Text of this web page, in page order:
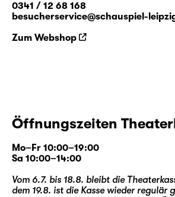
0341 / 12 68 168
besucherservice@schauspiel-
Zum Webshop
Öffnungszeiten
Mo–Fr 10:00–19:00
Sa 10:00–14:00
Vom 6.7. bis 18.8. bleibt die
dem 19.8. ist die Kasse wieder regulär